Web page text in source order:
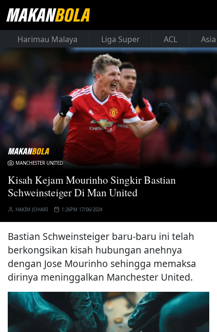
Harimau Malaya Liga Super ACL
MANCHESTER UNITED
Kisah Kejam Mourinho Singkir Bastian
Schweinsteiger Di Man United
HAKIM JOHARI 1:26PM 17/06/2024
Bastian Schweinsteiger baru-baru ini telah
berkongsikan kisah hubungan anehnya
dengan Jose Mourinho sehingga memaksa
dirinya meninggalkan Manchester United.